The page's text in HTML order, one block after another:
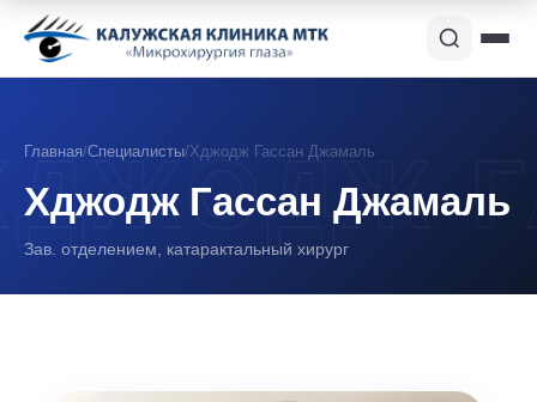
Главная/Специалисты/Хджодж Гассан Джамаль
Хджодж Гассан Джамаль
Зав. отделением, катарактальный хирург